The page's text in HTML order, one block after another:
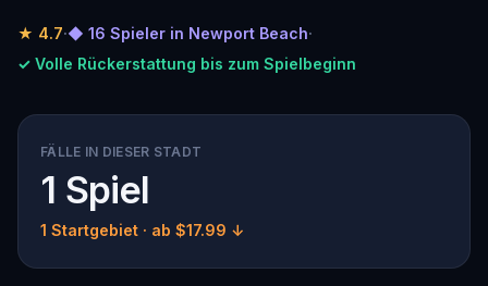
★ 4.7·◆ 16 Spieler in Newport Beach·
✓ Volle Rückerstattung bis zum Spielbeginn
FÄLLE IN DIESER STADT
1 Spiel
1 Startgebiet · ab $17.99 ↓